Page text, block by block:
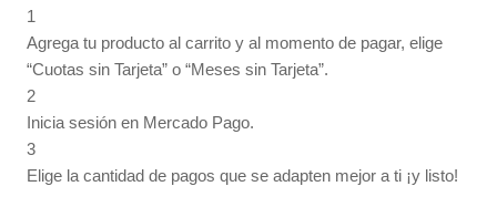
1
Agrega tu producto al carrito y al momento de pagar, elige
“Cuotas sin Tarjeta” o “Meses sin Tarjeta”.
2
Inicia sesión en Mercado Pago.
3
Elige la cantidad de pagos que se adapten mejor a ti ¡y listo!